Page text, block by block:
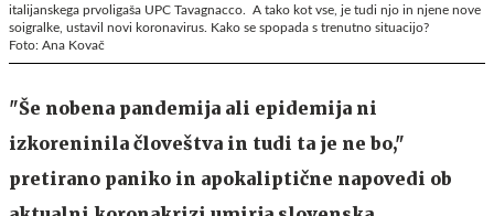
italijanskega prvoligaša UPC Tavagnacco. A tako kot vse, je tudi njo in njene nove
soigralke, ustavil novi koronavirus. Kako se spopada s trenutno situacijo?
Foto: Ana Kovač
"Še nobena pandemija ali epidemija ni
izkoreninila človeštva in tudi ta je ne bo,"
pretirano paniko in apokaliptične napovedi ob